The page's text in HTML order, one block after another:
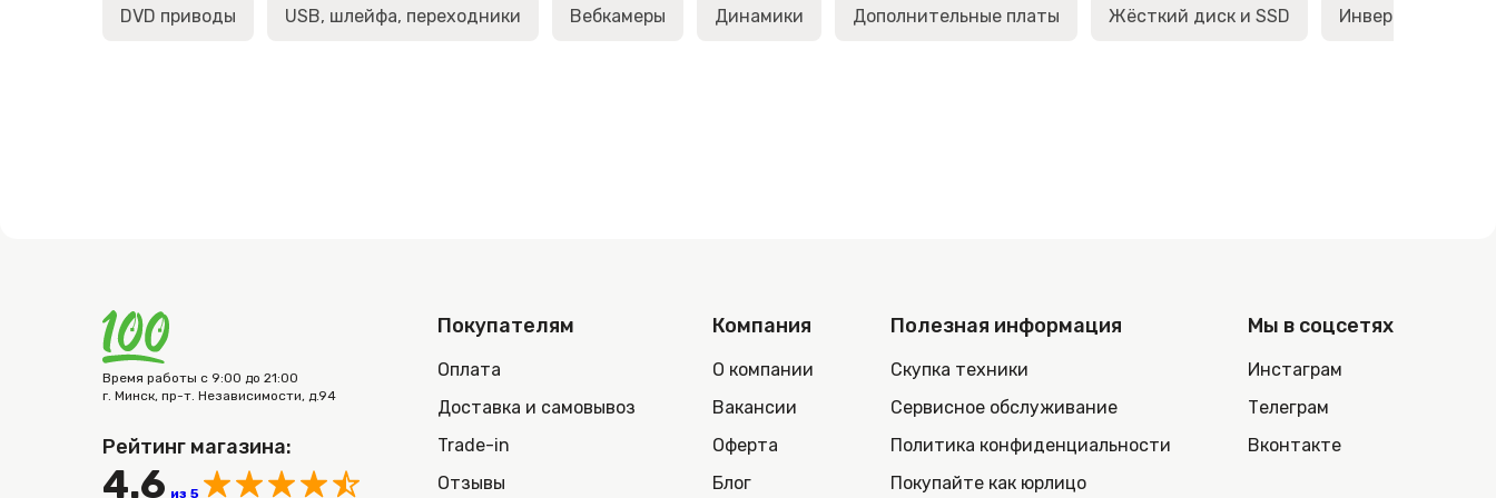
DVD приводы USB, шлейфа, переходники Вебкамеры Динамики Дополнительные платы Жёсткий диск и SSD Инверторы
Время работы с 9:00 до 21:00
г. Минск, пр-т. Независимости, д.94
Рейтинг магазина:
4.6 из 5
Покупателям
Оплата
Доставка и самовывоз
Trade-in
Отзывы
Компания
О компании
Вакансии
Оферта
Блог
Полезная информация
Скупка техники
Сервисное обслуживание
Политика конфиденциальности
Покупайте как юрлицо
Мы в соцсетях
Инстаграм
Телеграм
Вконтакте